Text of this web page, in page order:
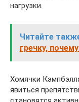
нагрузки.
Читайте
гречку,
Хомячки
явиться